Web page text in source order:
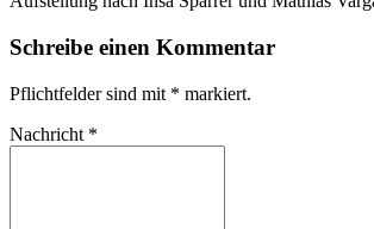
Schreibe einen Kommentar
Pflichtfelder sind mit * markiert.
Nachricht *